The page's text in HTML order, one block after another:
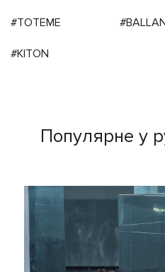
#TOTEME
#KITON
Популярне у